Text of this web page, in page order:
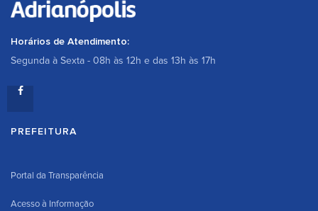
Horários de Atendimento:
Segunda à Sexta - 08h às 12h e das 13h às 17h
PREFEITURA
Portal da Transparência
Acesso à Informação